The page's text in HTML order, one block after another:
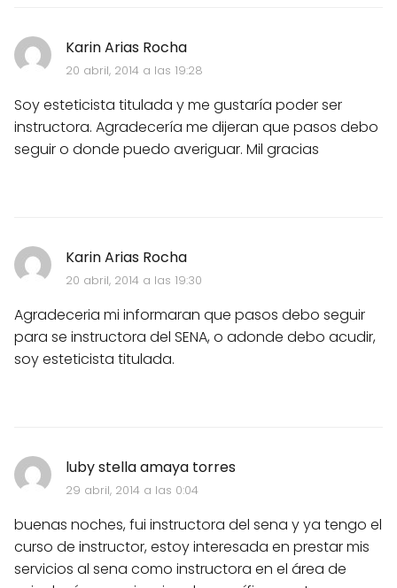
Karin Arias Rocha
20 abril, 2014 a las 19:28
Soy esteticista titulada y me gustaría poder ser
instructora. Agradecería me dijeran que pasos debo
seguir o donde puedo averiguar. Mil gracias
Karin Arias Rocha
20 abril, 2014 a las 19:30
Agradeceria mi informaran que pasos debo seguir
para se instructora del SENA, o adonde debo acudir,
soy esteticista titulada.
luby stella amaya torres
29 abril, 2014 a las 0:04
buenas noches, fui instructora del sena y ya tengo el
curso de instructor, estoy interesada en prestar mis
servicios al sena como instructora en el área de